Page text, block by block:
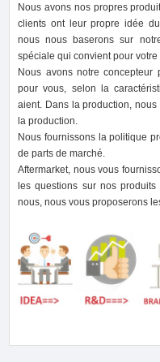
Nous avons nos propres
clients ont leur propre idée
nous nous baserons sur
spéciale qui convient pour votre
Nous avons notre concepteur
pour vous, selon la
aient. Dans la production,
la production.
Nous fournissons la politique
de parts de marché.
Aftermarket, nous vous
les questions sur nos
nous, nous vous proposerons